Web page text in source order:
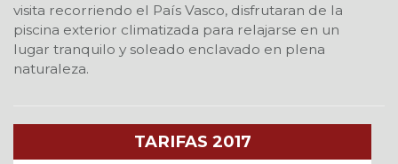
visita recorriendo el País Vasco, disfrutaran de la
piscina exterior climatizada para relajarse en un
lugar tranquilo y soleado enclavado en plena
naturaleza.
TARIFAS 2017